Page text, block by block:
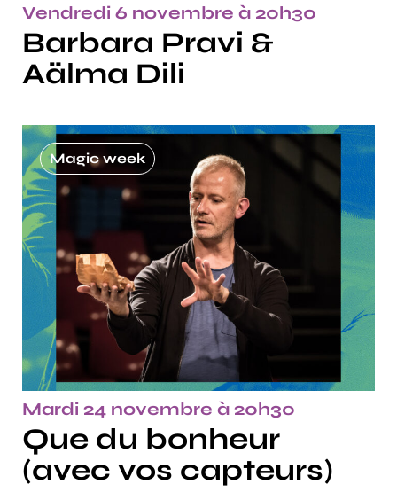
Vendredi 6 novembre à 20h30
Barbara Pravi &
Aälma Dili
Magic week
Mardi 24 novembre à 20h30
Que du bonheur
(avec vos capteurs)